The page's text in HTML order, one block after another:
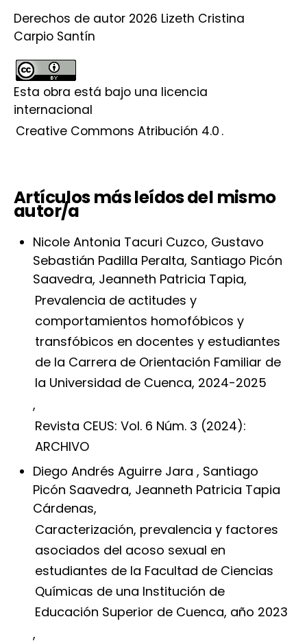
Derechos de autor 2026 Lizeth Cristina
Carpio Santín
Esta obra está bajo una licencia
internacional
Creative Commons Atribución 4.0 .
Artículos más leídos del mismo
autor/a
Nicole Antonia Tacuri Cuzco, Gustavo
Sebastián Padilla Peralta, Santiago Picón
Saavedra, Jeanneth Patricia Tapia,
Prevalencia de actitudes y
comportamientos homofóbicos y
transfóbicos en docentes y estudiantes
de la Carrera de Orientación Familiar de
la Universidad de Cuenca, 2024-2025
,
Revista CEUS: Vol. 6 Núm. 3 (2024):
ARCHIVO
Diego Andrés Aguirre Jara , Santiago
Picón Saavedra, Jeanneth Patricia Tapia
Cárdenas,
Caracterización, prevalencia y factores
asociados del acoso sexual en
estudiantes de la Facultad de Ciencias
Químicas de una Institución de
Educación Superior de Cuenca, año 2023
,